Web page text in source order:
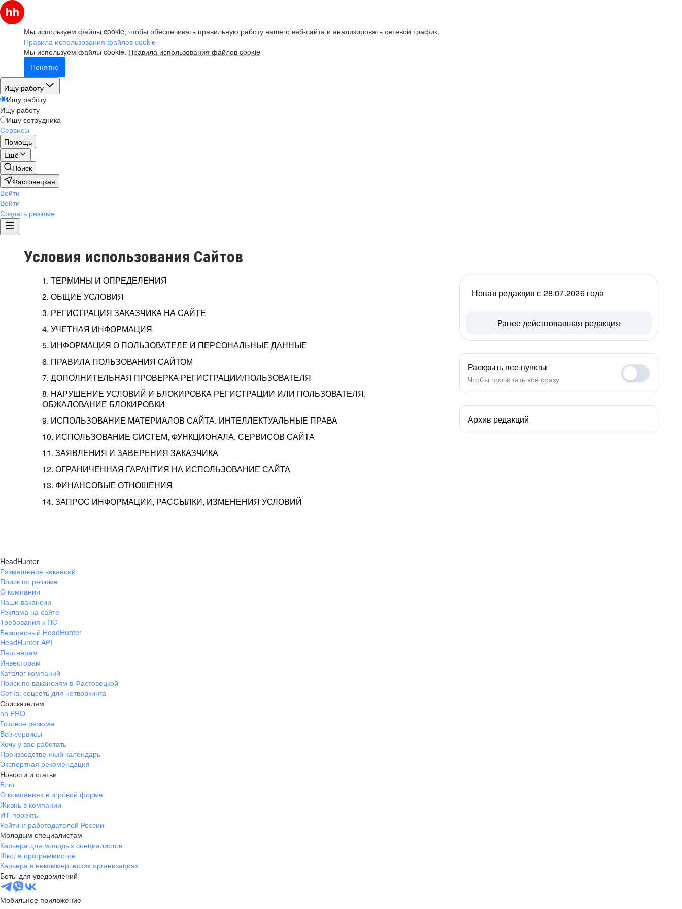
Мы используем файлы cookie, чтобы обеспечивать правильную работу нашего веб-сайта и анализировать сетевой трафик.
Правила использования файлов cookie
Мы используем файлы cookie. Правила использования файлов cookie
Понятно
Ищу работу
Ищу работу
Ищу работу
Ищу сотрудника
Сервисы
Помощь
Ещё
Поиск
Фастовецкая
Войти
Войти
Создать резюме
Условия использования Сайтов
1. ТЕРМИНЫ И ОПРЕДЕЛЕНИЯ
2. ОБЩИЕ УСЛОВИЯ
3. РЕГИСТРАЦИЯ ЗАКАЗЧИКА НА САЙТЕ
4. УЧЕТНАЯ ИНФОРМАЦИЯ
5. ИНФОРМАЦИЯ О ПОЛЬЗОВАТЕЛЕ И ПЕРСОНАЛЬНЫЕ ДАННЫЕ
6. ПРАВИЛА ПОЛЬЗОВАНИЯ САЙТОМ
7. ДОПОЛНИТЕЛЬНАЯ ПРОВЕРКА РЕГИСТРАЦИИ/ПОЛЬЗОВАТЕЛЯ
8. НАРУШЕНИЕ УСЛОВИЙ И БЛОКИРОВКА РЕГИСТРАЦИИ ИЛИ ПОЛЬЗОВАТЕЛЯ,
ОБЖАЛОВАНИЕ БЛОКИРОВКИ
9. ИСПОЛЬЗОВАНИЕ МАТЕРИАЛОВ САЙТА. ИНТЕЛЛЕКТУАЛЬНЫЕ ПРАВА
10. ИСПОЛЬЗОВАНИЕ СИСТЕМ, ФУНКЦИОНАЛА, СЕРВИСОВ САЙТА
11. ЗАЯВЛЕНИЯ И ЗАВЕРЕНИЯ ЗАКАЗЧИКА
12. ОГРАНИЧЕННАЯ ГАРАНТИЯ НА ИСПОЛЬЗОВАНИЕ САЙТА
13. ФИНАНСОВЫЕ ОТНОШЕНИЯ
14. ЗАПРОС ИНФОРМАЦИИ, РАССЫЛКИ, ИЗМЕНЕНИЯ УСЛОВИЙ
Новая редакция с 28.07.2026 года
Ранее действовавшая редакция
Раскрыть все пункты
Чтобы прочитать всё сразу
Архив редакций
HeadHunter
Размещение вакансий
Поиск по резюме
О компании
Наши вакансии
Реклама на сайте
Требования к ПО
Безопасный HeadHunter
HeadHunter API
Партнерам
Инвесторам
Каталог компаний
Поиск по вакансиям в Фастовецкой
Сетка: соцсеть для нетворкинга
Соискателям
hh PRO
Готовое резюме
Все сервисы
Хочу у вас работать
Производственный календарь
Экспертная рекомендация
Новости и статьи
Блог
О компаниях в игровой форме
Жизнь в компании
ИТ-проекты
Рейтинг работодателей России
Молодым специалистам
Карьера для молодых специалистов
Школа программистов
Карьера в некоммерческих организациях
Боты для уведомлений
Мобильное приложение